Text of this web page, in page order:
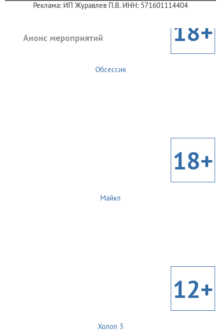
Реклама: ИП Журавлев П.В. ИНН: 571601114404
Анонс мероприятий 18+
Обсессия
18+
Майкл
12+
Холоп 3